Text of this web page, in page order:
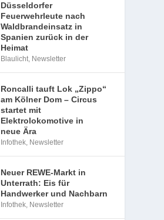
Düsseldorfer
Feuerwehrleute nach
Waldbrandeinsatz in
Spanien zurück in der
Heimat
Blaulicht, Newsletter
Roncalli tauft Lok „Zippo“
am Kölner Dom – Circus
startet mit
Elektrolokomotive in
neue Ära
Infothek, Newsletter
Neuer REWE-Markt in
Unterrath: Eis für
Handwerker und Nachbarn
Infothek, Newsletter